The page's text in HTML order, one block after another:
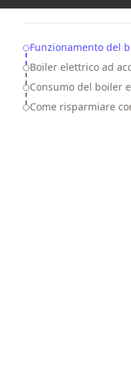
Table of Contents
Funzionamento del
Boiler elettrico ad
Consumo del boiler
Come risparmiare